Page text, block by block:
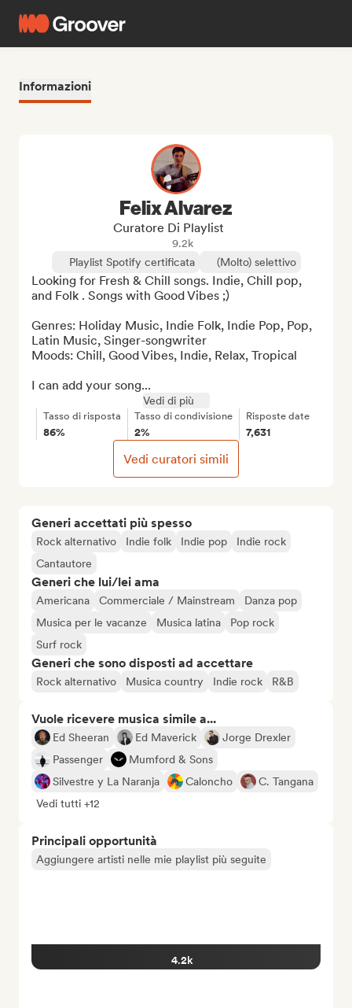
Informazioni
Generi accettati più spesso
Rock alternativo Indie folk Indie pop
Indie rock
Cantautore
Generi che lui/lei ama
Americana Commerciale / Mainstream
Danza pop
Musica per le vacanze
Musica latina
Pop rock
Surf rock
Generi che sono disposti ad accettare
Rock alternativo Musica country Indie rock R&B
Vuole ricevere musica simile a...
Ed Sheeran Ed Maverick
Jorge Drexler
Passenger
Mumford & Sons
Silvestre y La Naranja
Caloncho
C. Tangana
Vedi tutti +12
Principali opportunità
Aggiungere artisti nelle mie playlist più seguite
4.2k
Felix Alvarez
Curatore Di Playlist
9.2k
Playlist Spotify certificata
(Molto) selettivo
Looking for Fresh & Chill songs. Indie, Chill pop,
and Folk . Songs with Good Vibes ;)
Genres: Holiday Music, Indie Folk, Indie Pop, Pop,
Latin Music, Singer-songwriter
Moods: Chill, Good Vibes, Indie, Relax, Tropical
I can add your song...
Vedi di più
Tasso di risposta
86%
Tasso di condivisione
2%
Risposte date
7,631
Vedi curatori simili